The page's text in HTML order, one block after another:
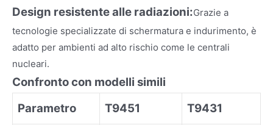
Design resistente alle radiazioni:Grazie a
tecnologie specializzate di schermatura e indurimento, è
adatto per ambienti ad alto rischio come le centrali
nucleari.
Confronto con modelli simili
Parametro
T9451 T9431